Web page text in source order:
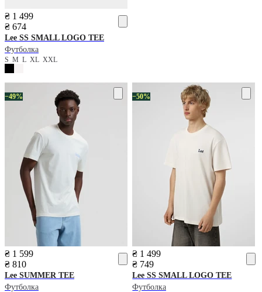
₴ 1 499
₴ 674
Lee SS SMALL LOGO TEE
Футболка
S M L XL XXL
−49%
₴ 1 599
₴ 810
Lee SUMMER TEE
Футболка
−50%
₴ 1 499
₴ 749
Lee SS SMALL LOGO TEE
Футболка